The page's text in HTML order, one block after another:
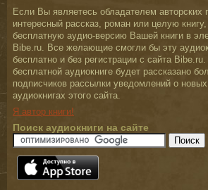
Если Вы являетесь обладателем авторских
интересный рассказ, роман или целую
бесплатную аудио-версию Вашей книги в
Bibe.ru. Все желающие смогли бы эту
бесплатно и без регистрации с сайта
бесплатной аудиокниге будет рассказано
подписчиков рассылки уведомлений о
аудиокнигах этого сайта.
Я автор книги!
Поиск аудиокниги на сайте